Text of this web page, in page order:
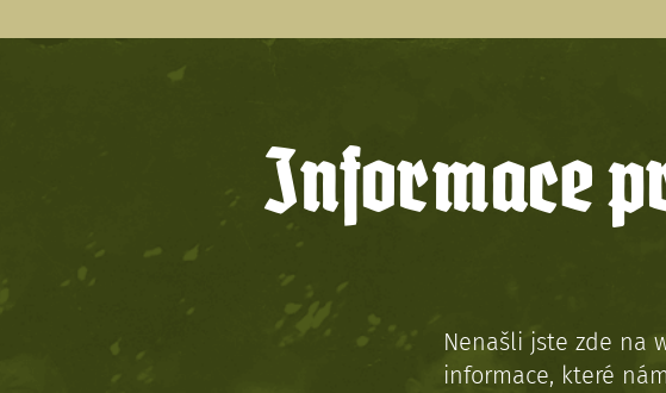
Informace
Nenašli jste zde na
informace, které